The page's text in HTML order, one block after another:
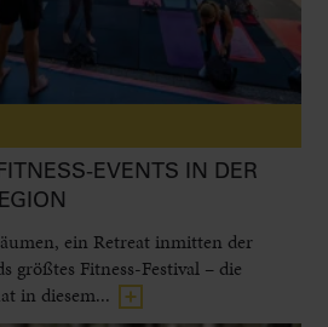
EVENTS IN DER
ein Retreat inmitten der
größtes Fitness-Festival – die
in diesem...